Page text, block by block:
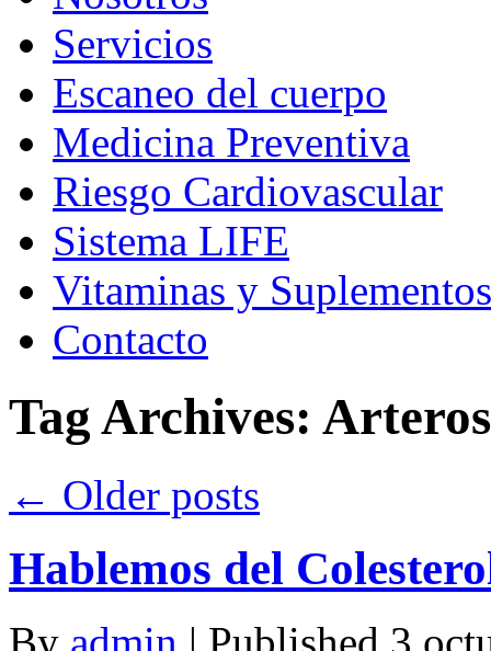
Servicios
Escaneo del cuerpo
Medicina Preventiva
Riesgo Cardiovascular
Sistema LIFE
Vitaminas y Suplementos
Contacto
Tag Archives:
← Older posts
Hablemos del
By admin | Published 3